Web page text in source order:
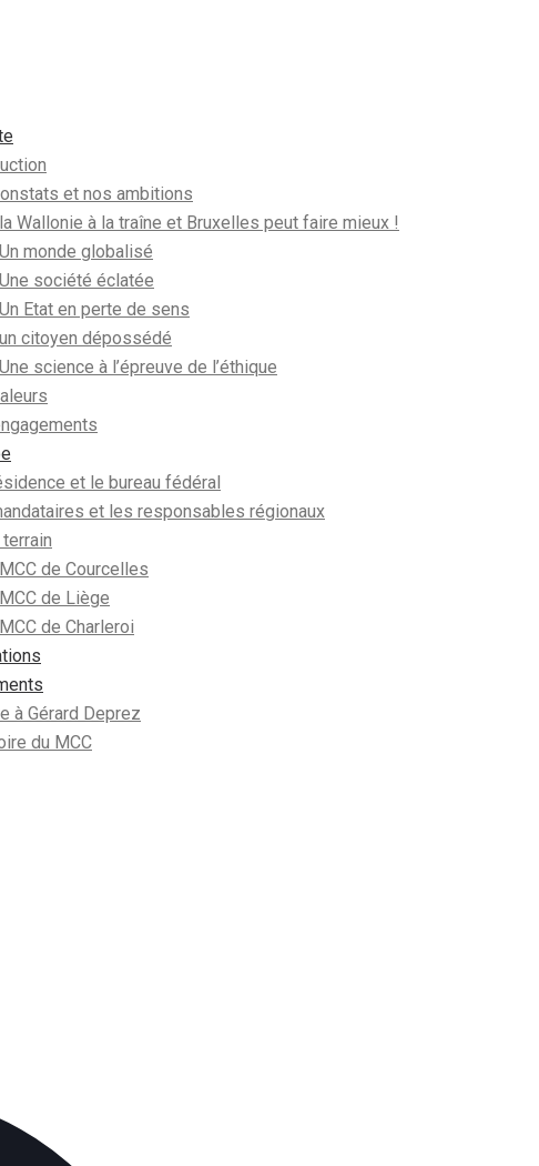
et nos ambitions
la Wallonie à la traîne et Bruxelles peut faire mieux !
Un monde globalisé
Une société éclatée
Un Etat en perte de sens
un citoyen dépossédé
Une science à l’épreuve de l’éthique
et le bureau fédéral
et les responsables régionaux
MCC de Courcelles
MCC de Liège
MCC de Charleroi
à Gérard Deprez
du MCC